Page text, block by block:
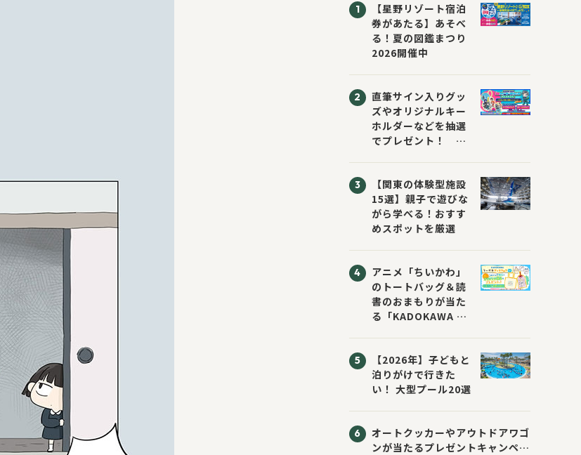
【星野リゾート宿泊
券があたる】あそべ
る！夏の図鑑まつり
2026開催中
直筆サイン入りグッ
ズやオリジナルキー
ホルダーなどを抽選
でプレゼント！
ジブックフェア2026
～すまない先生と読
書にチャレンジ！
～」が開催！
【関東の体験型施設
15選】親子で遊びな
がら学べる！おすす
めスポットを厳選
アニメ「ちいかわ」
のトートバッグ＆読
書のおまもりが当た
る「KADOKAWA ち
催！ スマホ壁紙は
応募者全員にプレゼ
ント！
【2026年】子どもと
泊りがけで行きた
い！ 大型プール20選
オートクッカーやアウトドアワゴ
ンが当たるプレゼントキャンペー